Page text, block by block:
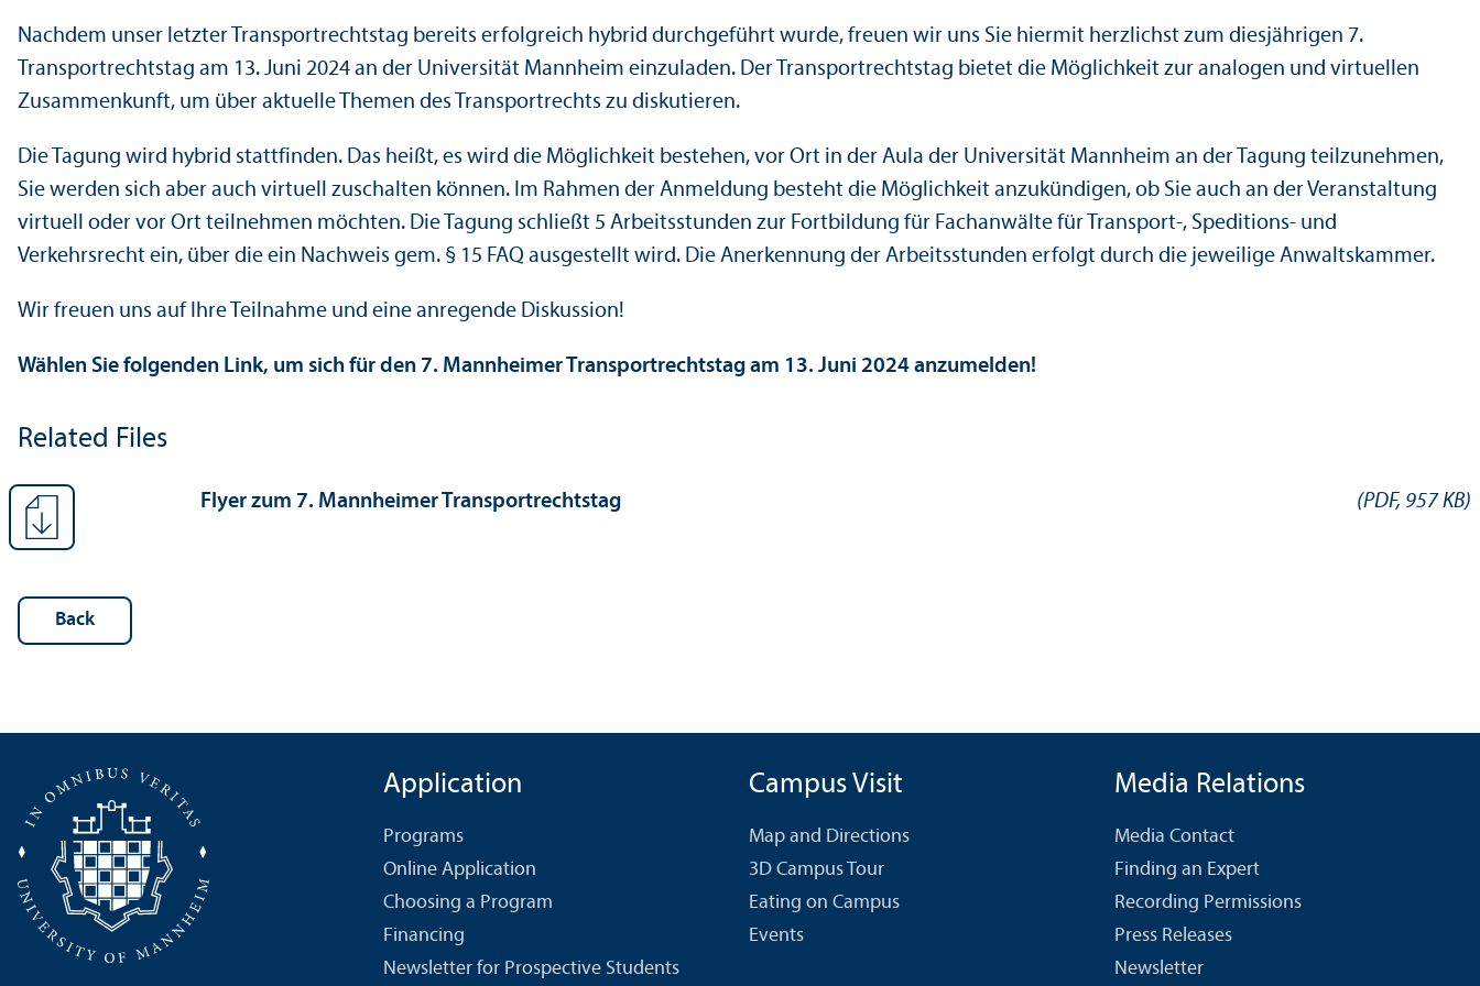
Nachdem unser letzter Transportrechtstag bereits erfolgreich hybrid durchgeführt wurde, freuen wir uns Sie hiermit herzlichst zum diesjährigen 7.
Transportrechtstag am 13. Juni 2024 an der Universität Mannheim einzuladen. Der Transportrechtstag bietet die Möglichkeit zur analogen und virtuellen
Zusammenkunft, um über aktuelle Themen des Transportrechts zu diskutieren.
Die Tagung wird hybrid stattfinden. Das heißt, es wird die Möglichkeit bestehen, vor Ort in der Aula der Universität Mannheim an der Tagung teilzunehmen,
Sie werden sich aber auch virtuell zuschalten können. Im Rahmen der Anmeldung besteht die Möglichkeit anzukündigen, ob Sie auch an der Veranstaltung
virtuell oder vor Ort teilnehmen möchten. Die Tagung schließt 5 Arbeitsstunden zur Fortbildung für Fachanwälte für Transport-, Speditions- und
Verkehrsrecht ein, über die ein Nachweis gem. § 15 FAQ ausgestellt wird. Die Anerkennung der Arbeitsstunden erfolgt durch die jeweilige Anwaltskammer.
Wir freuen uns auf Ihre Teilnahme und eine anregende Diskussion!
Wählen Sie folgenden Link, um sich für den 7. Mannheimer Transportrechtstag am 13. Juni 2024 anzumelden!
Related Files
Flyer zum 7. Mannheimer Transportrechtstag (PDF, 957 KB)
Back
Application
Programs
Online Application
Choosing a Program
Financing
Newsletter for Prospective Students
Campus Visit
Map and Directions
3D Campus Tour
Eating on Campus
Events
Media Relations
Media Contact
Finding an Expert
Recording Permissions
Press Releases
Newsletter